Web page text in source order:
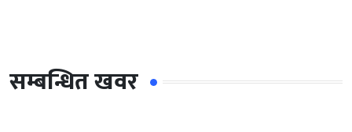
सम्बन्धित खवर